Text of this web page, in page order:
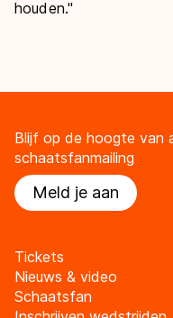
houden."
Blijf op de hoogte van
schaatsfanmailing
Meld je aan
Tickets
Nieuws & video
Schaatsfan